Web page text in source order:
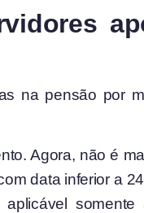
na pensão por
Agora, não é
data inferior a